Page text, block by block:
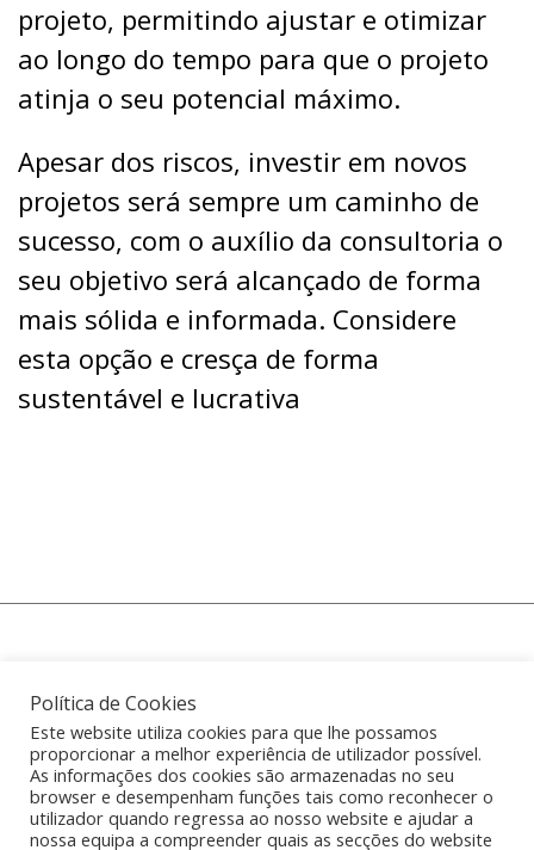
projeto, permitindo ajustar e otimizar
ao longo do tempo para que o projeto
atinja o seu potencial máximo.
Apesar dos riscos, investir em novos
projetos será sempre um caminho de
sucesso, com o auxílio da consultoria o
seu objetivo será alcançado de forma
mais sólida e informada. Considere
esta opção e cresça de forma
sustentável e lucrativa
(+351) 914 581 277 chamada para rede móvel
nacional
info@startover.pt
Política de Cookies
Este website utiliza cookies para que lhe possamos
proporcionar a melhor experiência de utilizador possível.
As informações dos cookies são armazenadas no seu
browser e desempenham funções tais como reconhecer o
utilizador quando regressa ao nosso website e ajudar a
nossa equipa a compreender quais as secções do website